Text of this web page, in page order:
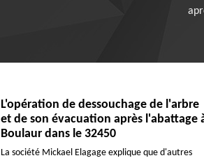
L'opération de dessouchage de l'arbre
et de son évacuation après l'abattage
Boulaur dans le 32450
La société Mickael Elagage explique que d'autres